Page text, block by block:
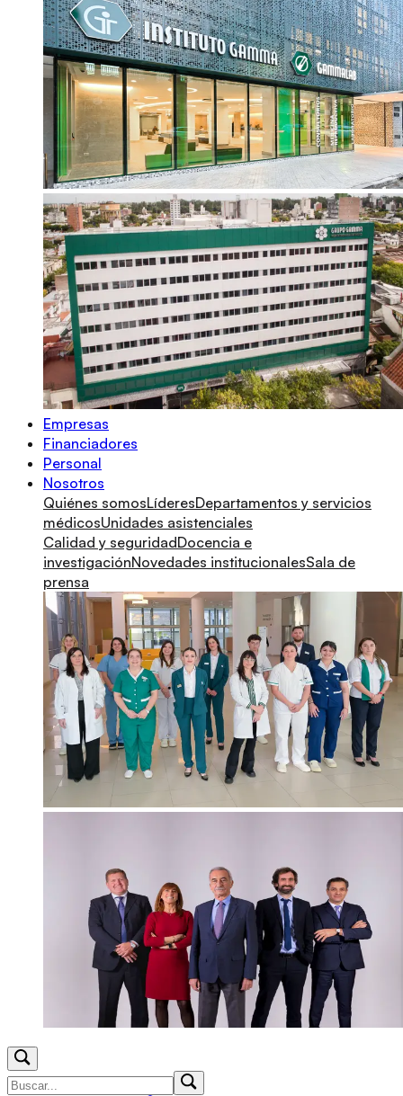
Empresas
Financiadores
Personal
Nosotros
Quiénes somosLíderesDepartamentos y servicios
médicosUnidades asistenciales
Calidad y seguridadDocencia e
investigaciónNovedades institucionalesSala de
prensa